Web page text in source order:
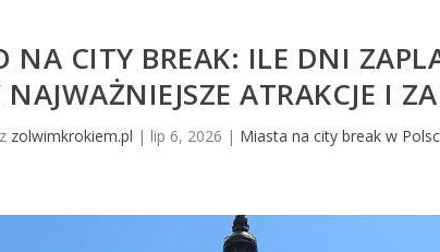
NA CITY BREAK: ILE DNI
NAJWAŻNIEJSZE ATRAKCJE I
zolwimkrokiem.pl | lip 6, 2026 | Miasta na city break w